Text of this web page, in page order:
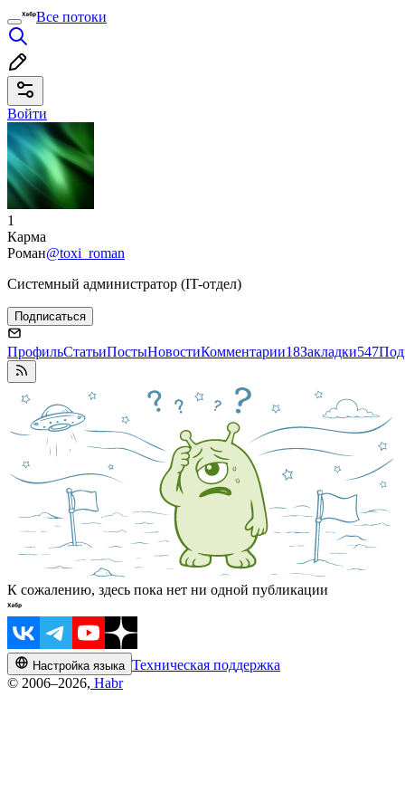
Все потоки
Войти
1
Карма
Роман@toxi_roman
Системный администратор (IT-отдел)
Подписаться
ПрофильСтатьиПостыНовостиКомментарии18Закладки547
К сожалению, здесь пока нет ни одной публикации
Настройка языка Техническая поддержка
© 2006–2026, Habr